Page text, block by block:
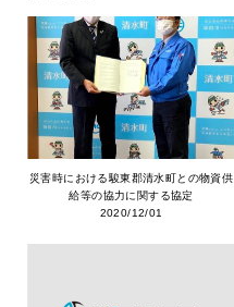
災害時における駿東郡清水町との物資供
給等の協力に関する協定
2020/12/01